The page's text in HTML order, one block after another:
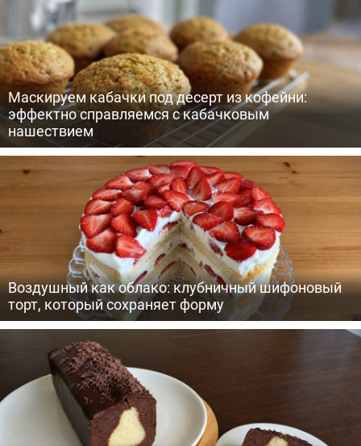
Маскируем кабачки под десерт из кофейни:
эффектно справляемся с кабачковым
нашествием
Воздушный как облако: клубничный шифоновый
торт, который сохраняет форму